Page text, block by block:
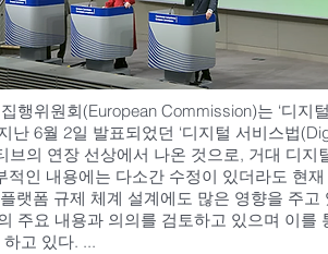
행위원회(European Commission)는 ‘디지
6월 2일 발표되었던 ‘디지털 서비스법
브의 연장 선상에서 나온 것으로, 거대 디
인 내용에는 다소간 수정이 있더라도 현
랫폼 규제 체계 설계에도 많은 영향을 주
주요 내용과 의의를 검토하고 있으며 이
고 있다. ...